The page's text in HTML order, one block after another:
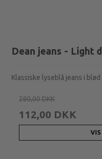
Dean jeans - Light
Klassiske lyseblå jeans i
280,00 DKK
112,00 DKK
VIS